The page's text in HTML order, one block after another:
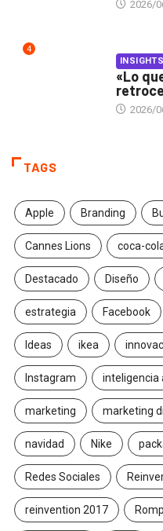
2026/
4
INSIGHTS
«Lo
2026/
TAGS
Apple Branding
Cannes Lions coca-
Destacado Diseño
estrategia Facebook
Ideas ikea
Instagram inteligencia
marketing marketing
navidad Nike
Redes Sociales
reinvention 2017